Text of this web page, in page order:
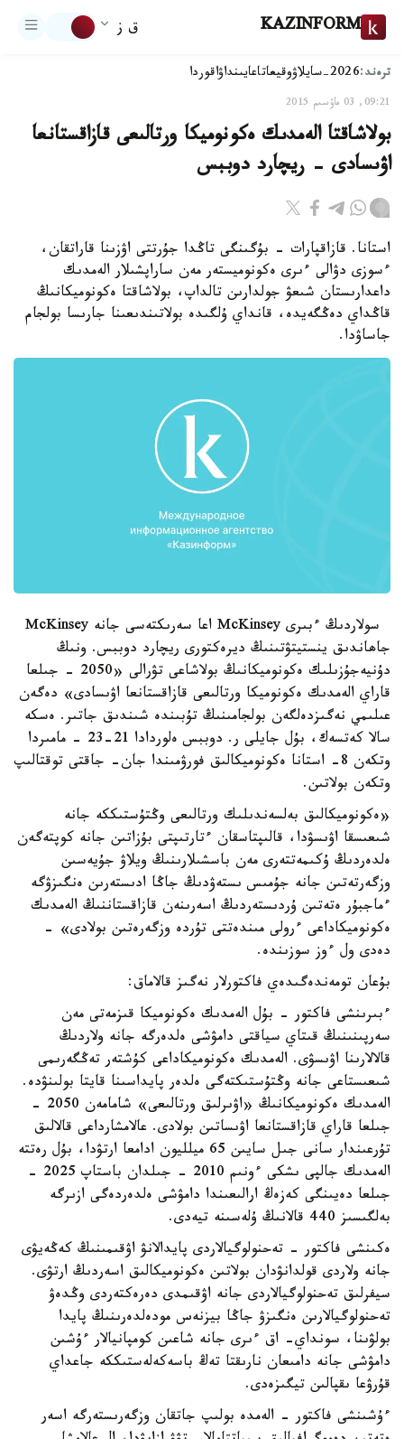
KAZINFORM ق ز
ترەند:2026-سايلاۋ وقيعاتاعايىنداۋاقوردا
09:21, 03 ماۋسىم 2015
بولاشاقتا الەمدىك ەكونوميكا ورتالىعى قازاقستانعا
اۋىسادى - ريچارد دوببس
استانا. قازاقپارات - بۇگىنگى تاڭدا جۇرتتى اۋزىنا قاراتقان،
ءسوزى دۋالى ءىرى ەكونوميستەر مەن ساراپشىلار الەمدىك
داعدارىستان شىعۋ جولدارىن تالداپ، بولاشاقتا ەكونوميكانىڭ
قاڭداي دەڭگەيدە، قانداي ۇلگىدە بولاتىندىعىنا جارىسا بولجام
جاساۋدا.
سولاردىڭ ءبىرى McKinsey اعا سەرىكتەسى جانە McKinsey
جاھاندىق ينستيتۋتىنىڭ ديرەكتورى ريچارد دوببس. ونىڭ
دۇنيەجۇزىلىك ەكونوميكانىڭ بولاشاعى تۋرالى «2050 - جىلعا
قاراي الەمدىك ەكونوميكا ورتالىعى قازاقستانعا اۋىسادى» دەگەن
عىلىمي نەگىزدەلگەن بولجامىنىڭ تۇبىندە شىندىق جاتىر. ەسكە
سالا كەتسەك، بۇل جايلى ر. دوببس ەلوردادا 21-23 - مامىردا
وتكەن 8- استانا ەكونوميكالىق فورۋمىندا جان- جاقتى توقتالىپ
وتكەن بولاتىن.
«ەكونوميكالىق بەلسەندىلىك ورتالىعى وڭتۇستىككە جانە
شىعىسقا اۋىسۋدا، قالىپتاسقان ءتارتىپتى بۇزاتىن جانە كوپتەگەن
ەلدەردىڭ ۇكىمەتتەرى مەن باسشىلارىنىڭ ويلاۋ جۇيەسىن
وزگەرتەتىن جانە جۇمىس ىستەۋدىڭ جاڭا ادىستەرىن ەنگىزۋگە
ءماجبۇر ەتەتىن ۇردىستەردىڭ اسەرىنەن قازاقستاننىڭ الەمدىك
ەكونوميكاداعى ءرولى مىندەتتى تۇردە وزگەرەتىن بولادى» -
دەدى ول ءوز سوزىندە.
بۇعان تومەندەگىدەي فاكتورلار نەگىز قالاماق:
ءبىرىنشى فاكتور - بۇل الەمدىك ەكونوميكا قىزمەتى مەن
سەرپىنىنىڭ قىتاي سياقتى دامۋشى ەلدەرگە جانە ولاردىڭ
قالالارىنا اۋىسۋى. الەمدىك ەكونوميكاداعى كۇشتەر تەڭگەرىمى
شىعىستاعى جانە وڭتۇستىكتەگى ەلدەر پايداسىنا قايتا بولىنۋدە.
الەمدىك ەكونوميكانىڭ «اۋىرلىق ورتالىعى» شامامەن 2050 -
جىلعا قاراي قازاقستانعا اۋىساتىن بولادى. عالامشارداعى قالالىق
تۇرعىندار سانى جىل سايىن 65 ميلليون ادامعا ارتۋدا، بۇل رەتتە
الەمدىك جالپى ىشكى ءونىم 2010 - جىلدان باستاپ 2025 -
جىلعا دەيىنگى كەزەڭ ارالىعىندا دامۋشى ەلدەردەگى ازىرگە
بەلگىسىز 440 قالانىڭ ۇلەسىنە تيەدى.
ەكىنشى فاكتور - تەحنولوگيالاردى پايدالانۋ اۋقىمىنىڭ كەڭەيۋى
جانە ولاردى قولدانۋدان بولاتىن ەكونوميكالىق اسەردىڭ ارتۋى.
سيفرلىق تەحنولوگيالاردى جانە اۋقىمدى دەرەكتەردى وڭدەۋ
تەحنولوگيالارىن ەنگىزۋ جاڭا بيزنەس مودەلدەرىنىڭ پايدا
بولۋىنا، سونداي- اق ءىرى جانە شاعىن كومپانيالار ءۇشىن
دامۋشى جانە دامىعان نارىقتا تەڭ باسەكەلەستىككە جاعداي
قۇرۋعا ىقپالىن تيگىزەدى.
ءۇشىنشى فاكتور - الەمدە بولىپ جاتقان وزگەرىستەرگە اسەر